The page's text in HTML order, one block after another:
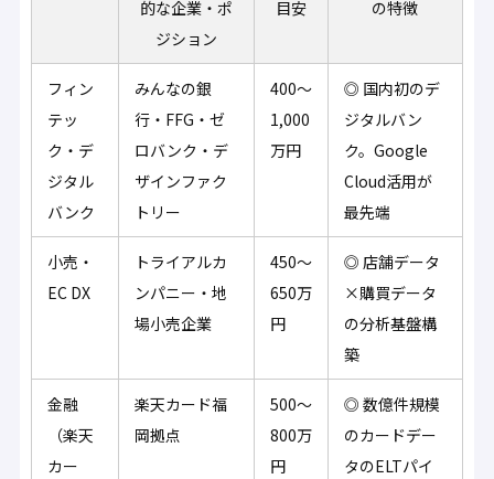
的な企業・ポ
ジション
目安 の特徴
フィン
テッ
ク・デ
ジタル
バンク
みんなの銀
行・FFG・ゼ
ロバンク・デ
ザインファク
トリー
400〜
1,000
万円
◎ 国内初のデ
ジタルバン
ク。Google
Cloud活用が
最先端
小売・
EC DX
トライアルカ
ンパニー・地
場小売企業
450〜
650万
円
◎ 店舗データ
×購買データ
の分析基盤構
築
金融
（楽天
カー
楽天カード福
岡拠点
500〜
800万
円
◎ 数億件規模
のカードデー
タのELTパイ